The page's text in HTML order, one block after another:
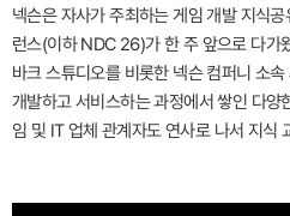
넥슨은 자사가 주최하는 게임 개발 지식
런스(이하 NDC 26)가 한 주 앞으로 다가
바크 스튜디오를 비롯한 넥슨 컴퍼니 소
개발하고 서비스하는 과정에서 쌓인 다양
임 및 IT 업체 관계자도 연사로 나서 지식